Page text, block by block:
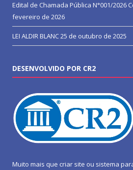
Edital de Chamada Pública N°001/2026
fevereiro de 2026
LEI ALDIR BLANC25 de outubro de 2025
DESENVOLVIDO POR CR2
Muito mais que criar site ou sistema